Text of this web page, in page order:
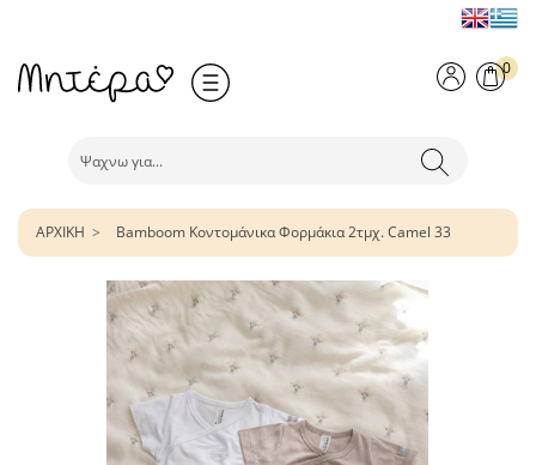
0
ΑΡΧΙΚΗ Bamboom Κοντομάνικα Φορμάκια 2τμχ. Camel 33